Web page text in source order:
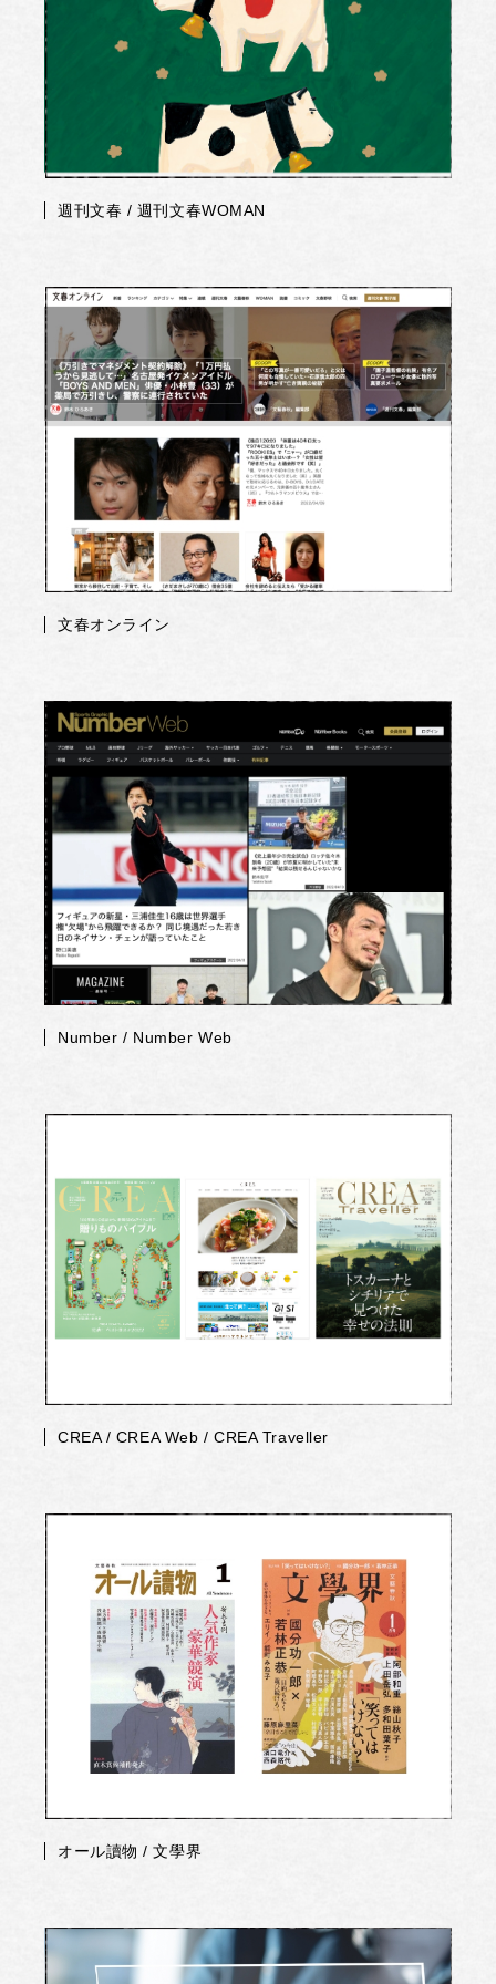
週刊文春 / 週刊文春WOMAN
文春オンライン
Number / Number Web
CREA / CREA Web / CREA Traveller
オール讀物 / 文學界